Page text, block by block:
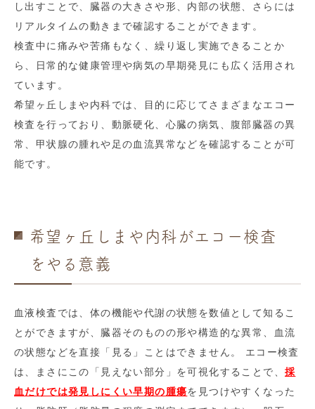
し出すことで、臓器の大きさや形、内部の状態、さらには
リアルタイムの動きまで確認することができます。
検査中に痛みや苦痛もなく、繰り返し実施できることか
ら、日常的な健康管理や病気の早期発見にも広く活用され
ています。
希望ヶ丘しまや内科では、目的に応じてさまざまなエコー
検査を行っており、動脈硬化、心臓の病気、腹部臓器の異
常、甲状腺の腫れや足の血流異常などを確認することが可
能です。
希望ヶ丘しまや内科がエコー検査
をやる意義
血液検査では、体の機能や代謝の状態を数値として知るこ
とができますが、臓器そのものの形や構造的な異常、血流
の状態などを直接「見る」ことはできません。 エコー検査
は、まさにこの「見えない部分」を可視化することで、 採
血だけでは発見しにくい早期の腫瘍を見つけやすくなった